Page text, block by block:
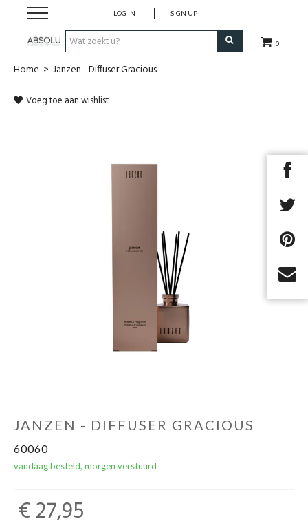
0
LOG IN SIGN UP
Webshop Dames
Home > Janzen - Diffuser Gracious
Voeg toe aan wishlist
JANZEN - DIFFUSER GRACIOUS
60060
vandaag besteld, morgen verstuurd
€ 27,95